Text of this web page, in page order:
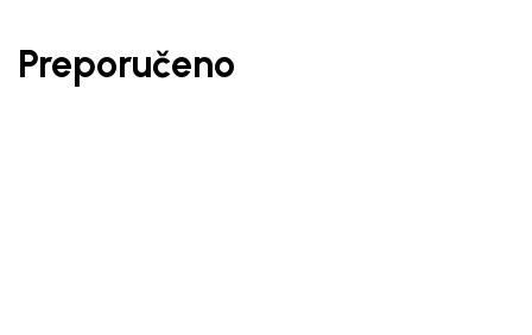
Preporučeno